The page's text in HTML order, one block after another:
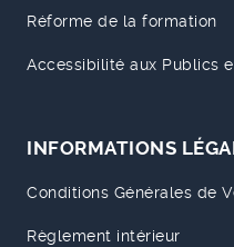
Réforme de la formation
Accessibilité aux Publics
INFORMATIONS
Conditions Générales de
Règlement intérieur